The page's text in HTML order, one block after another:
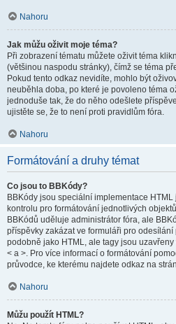
Nahoru
Jak můžu oživit moje téma?
Při zobrazení tématu můžete oživit téma
(většinou naspodu stránky), čímž se téma
Pokud tento odkaz nevidíte, mohlo být
neuběhla doba, po které je povoleno téma
jednoduše tak, že do něho odešlete
ujistěte se, že to není proti pravidlům fóra.
Nahoru
Formátování a druhy témat
Co jsou to BBKódy?
BBKódy jsou speciální implementace
kontrolu pro formátování jednotlivých
BBKódů uděluje administrátor fóra, ale
příspěvky zakázat ve formuláři pro
podobně jako HTML, ale tagy jsou
< a >. Pro více informací o formátování
průvodce, ke kterému najdete odkaz na
Nahoru
Můžu použít HTML?